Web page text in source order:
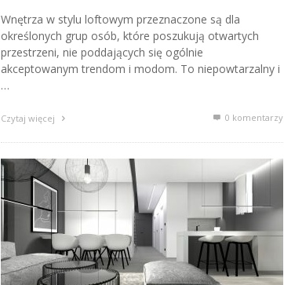
Wnętrza w stylu loftowym przeznaczone są dla
określonych grup osób, które poszukują otwartych
przestrzeni, nie poddających się ogólnie
akceptowanym trendom i modom. To niepowtarzalny i
…
Czytaj więcej 0 komentarzy